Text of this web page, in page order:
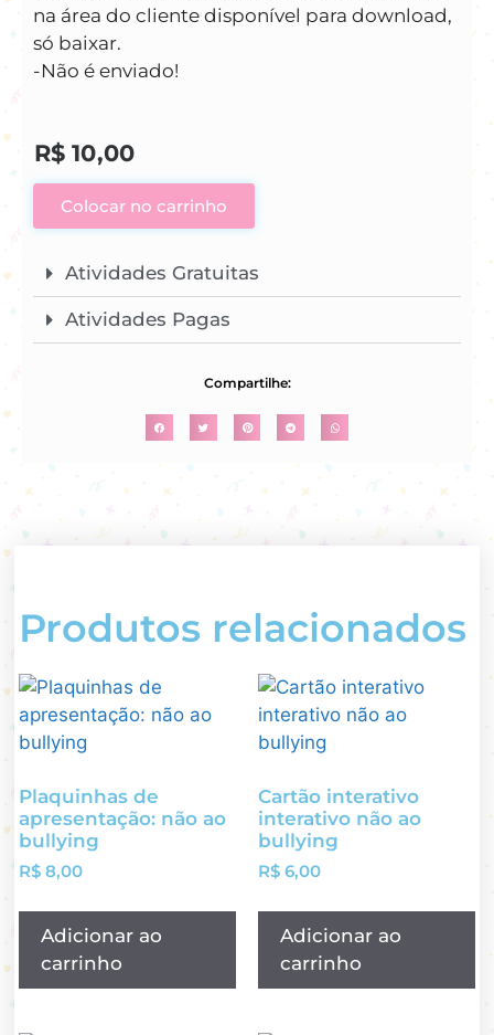
na área do cliente disponível para download,
só baixar.
-Não é enviado!
R$ 10,00
Colocar no carrinho
Atividades Gratuitas
Atividades Pagas
Compartilhe:
Produtos relacionados
Plaquinhas de
apresentação: não ao
bullying
R$ 8,00
Adicionar ao
carrinho
Cartão interativo
interativo não ao
bullying
R$ 6,00
Adicionar ao
carrinho